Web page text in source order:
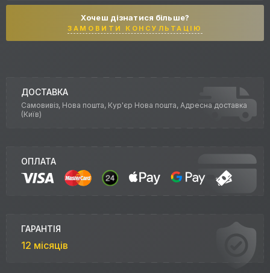
Хочеш дізнатися більше?
ЗАМОВИТИ КОНСУЛЬТАЦІЮ
ДОСТАВКА
Самовивіз, Нова пошта, Кур'єр Нова пошта, Адресна доставка
(Київ)
ОПЛАТА
ГАРАНТІЯ
12 місяців